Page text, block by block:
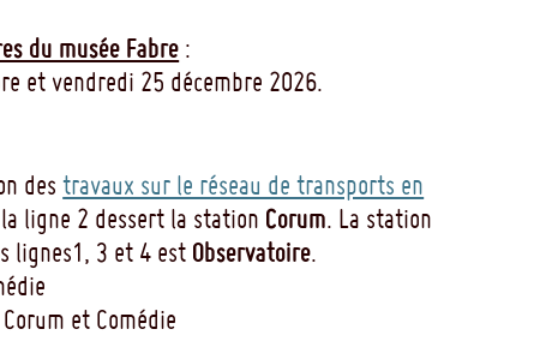
du musée Fabre :
et vendredi 25 décembre 2026.
destravaux sur le réseau de transports en
ligne 2 dessert la station Corum. La station
lignes1, 3 et 4 est Observatoire.
et Comédie